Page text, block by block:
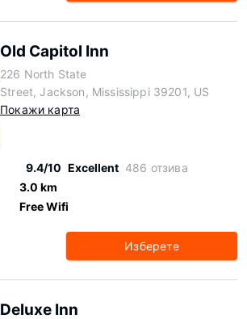
Old Capitol Inn
226 North State
Street, Jackson, Mississippi 39201, US
Покажи карта
9.4/10 Excellent 486 отзива
3.0 km
Free Wifi
Изберете
Deluxe Inn